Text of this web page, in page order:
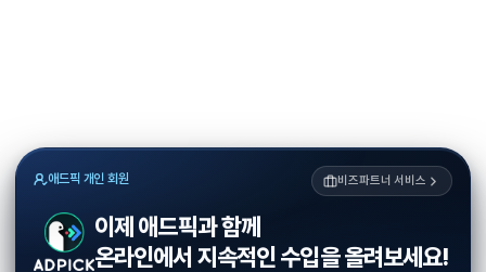
애드픽 개인 회원 비즈파트너 서비스
이제 애드픽과 함께
온라인에서 지속적인 수입을 올려보세요!